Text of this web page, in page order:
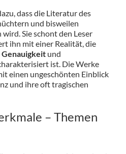
dass die Literatur des
und bisweilen
Sie schont den Leser
ihn mit einer Realität, die
und
ist. Die Werke
einen ungeschönten Einblick
und ihre oft tragischen
– Themen